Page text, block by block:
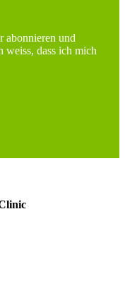
abonnieren und
weiss, dass ich mich